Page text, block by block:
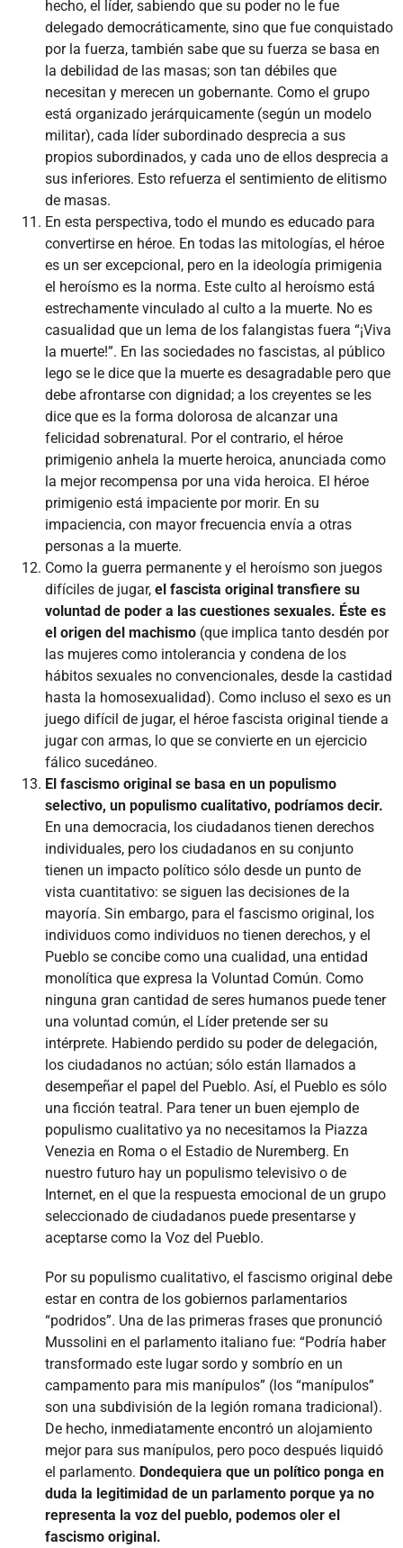
hecho, el líder, sabiendo que su poder no le fue
delegado democráticamente, sino que fue conquistado
por la fuerza, también sabe que su fuerza se basa en
la debilidad de las masas; son tan débiles que
necesitan y merecen un gobernante. Como el grupo
está organizado jerárquicamente (según un modelo
militar), cada líder subordinado desprecia a sus
propios subordinados, y cada uno de ellos desprecia a
sus inferiores. Esto refuerza el sentimiento de elitismo
de masas.
En esta perspectiva, todo el mundo es educado para
convertirse en héroe. En todas las mitologías, el héroe
es un ser excepcional, pero en la ideología primigenia
el heroísmo es la norma. Este culto al heroísmo está
estrechamente vinculado al culto a la muerte. No es
casualidad que un lema de los falangistas fuera “¡Viva
la muerte!”. En las sociedades no fascistas, al público
lego se le dice que la muerte es desagradable pero que
debe afrontarse con dignidad; a los creyentes se les
dice que es la forma dolorosa de alcanzar una
felicidad sobrenatural. Por el contrario, el héroe
primigenio anhela la muerte heroica, anunciada como
la mejor recompensa por una vida heroica. El héroe
primigenio está impaciente por morir. En su
impaciencia, con mayor frecuencia envía a otras
personas a la muerte.
Como la guerra permanente y el heroísmo son juegos
difíciles de jugar, el fascista original transfiere su
voluntad de poder a las cuestiones sexuales. Éste es
el origen del machismo (que implica tanto desdén por
las mujeres como intolerancia y condena de los
hábitos sexuales no convencionales, desde la castidad
hasta la homosexualidad). Como incluso el sexo es un
juego difícil de jugar, el héroe fascista original tiende a
jugar con armas, lo que se convierte en un ejercicio
fálico sucedáneo.
El fascismo original se basa en un populismo
selectivo, un populismo cualitativo, podríamos decir.
En una democracia, los ciudadanos tienen derechos
individuales, pero los ciudadanos en su conjunto
tienen un impacto político sólo desde un punto de
vista cuantitativo: se siguen las decisiones de la
mayoría. Sin embargo, para el fascismo original, los
individuos como individuos no tienen derechos, y el
Pueblo se concibe como una cualidad, una entidad
monolítica que expresa la Voluntad Común. Como
ninguna gran cantidad de seres humanos puede tener
una voluntad común, el Líder pretende ser su
intérprete. Habiendo perdido su poder de delegación,
los ciudadanos no actúan; sólo están llamados a
desempeñar el papel del Pueblo. Así, el Pueblo es sólo
una ficción teatral. Para tener un buen ejemplo de
populismo cualitativo ya no necesitamos la Piazza
Venezia en Roma o el Estadio de Nuremberg. En
nuestro futuro hay un populismo televisivo o de
Internet, en el que la respuesta emocional de un grupo
seleccionado de ciudadanos puede presentarse y
aceptarse como la Voz del Pueblo.
Por su populismo cualitativo, el fascismo original debe
estar en contra de los gobiernos parlamentarios
“podridos”. Una de las primeras frases que pronunció
Mussolini en el parlamento italiano fue: “Podría haber
transformado este lugar sordo y sombrío en un
campamento para mis manípulos” (los “manípulos”
son una subdivisión de la legión romana tradicional).
De hecho, inmediatamente encontró un alojamiento
mejor para sus manípulos, pero poco después liquidó
el parlamento. Dondequiera que un político ponga en
duda la legitimidad de un parlamento porque ya no
representa la voz del pueblo, podemos oler el
fascismo original.